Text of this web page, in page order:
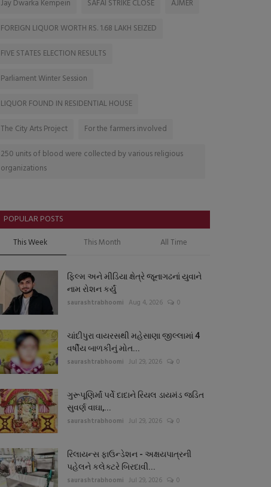
Jay Dwarka Kempein
SAFAI STRIKE CLOSE
AJMER
FOREIGN LIQUOR WORTH RS. 1.68 LAKH SEIZED
FIVE STATES ELECTION RESULTS
Parliament Winter Session
LIQUOR FOUND IN RESIDENTIAL HOUSE
The City Arts Project
For the farmers involved
250 units of blood were collected by various religious
organizations
POPULAR POSTS
This Week This Month All Time
ફિલ્મ અને મીડિયા ક્ષેત્રે જૂનાગઢનાં યુવાને
નામ રોશન કર્યું
saurashtrabhoomi Aug 4, 2026 0
ચાંદીપુરા વાયરસથી મહેસાણા જીલ્લામાં 4
વર્ષીય બાળકીનું મોત...
saurashtrabhoomi Jul 29, 2026 0
ગુરૂપૂણિર્માં પર્વે દાદાને રિયલ ડાયમંડ જડિત
સુવર્ણ વાઘા,...
saurashtrabhoomi Jul 29, 2026 0
રિલાયન્સ ફાઉન્ડેશન - અક્ષયપાત્રની
પહેલને કલેક્ટરે બિરદાવી...
saurashtrabhoomi Jul 29, 2026 0